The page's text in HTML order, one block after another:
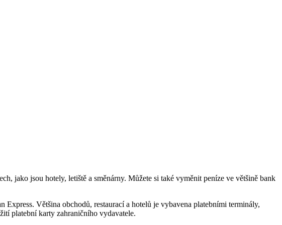
jako jsou hotely, letiště a směnárny. Můžete si také vyměnit peníze ve většině bank
Většina obchodů, restaurací a hotelů je vybavena platebními terminály,
platební karty zahraničního vydavatele.